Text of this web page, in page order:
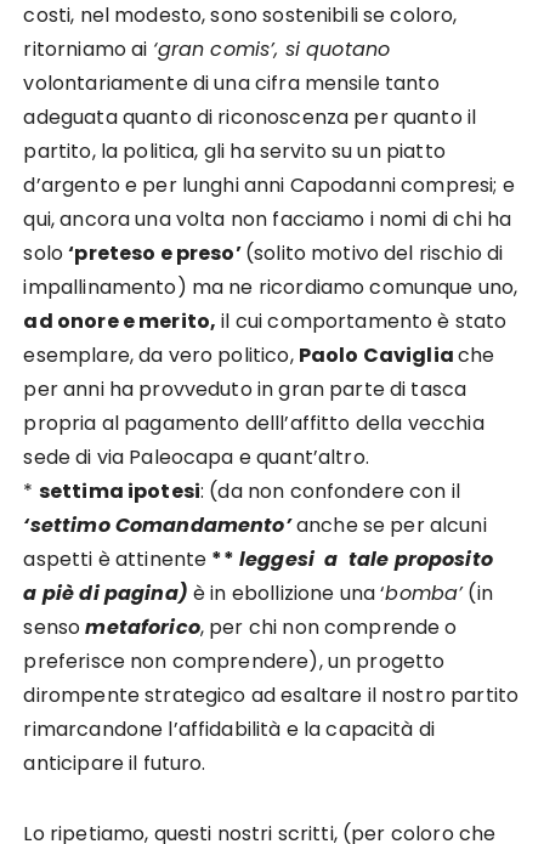
costi, nel modesto, sono sostenibili se coloro,
ritorniamo ai ‘gran comis’, si quotano
volontariamente di una cifra mensile tanto
adeguata quanto di riconoscenza per quanto il
partito, la politica, gli ha servito su un piatto
d’argento e per lunghi anni Capodanni compresi; e
qui, ancora una volta non facciamo i nomi di chi ha
solo‘preteso e preso’(solito motivo del rischio di
impallinamento) ma ne ricordiamo comunque uno,
ad onore e merito, il cui comportamento è stato
esemplare, da vero politico, Paolo Cavigliache
per anni ha provveduto in gran parte di tasca
propria al pagamento delll’affitto della vecchia
sede di via Paleocapa e quant’altro.
* settima ipotesi: (da non confondere con il
‘settimo Comandamento’anche se per alcuni
aspetti è attinente ** leggesi a tale proposito
a piè di pagina)è in ebollizione una ‘bomba’(in
sensometaforico, per chi non comprende o
preferisce non comprendere), un progetto
dirompente strategico ad esaltare il nostro partito
rimarcandone l’affidabilità e la capacità di
anticipare il futuro.
Lo ripetiamo, questi nostri scritti, (per coloro che